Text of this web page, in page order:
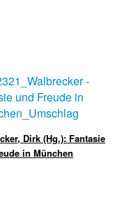
Dirk (Hg.): Fantasie
in München